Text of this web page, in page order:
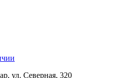
ул. Северная, 320